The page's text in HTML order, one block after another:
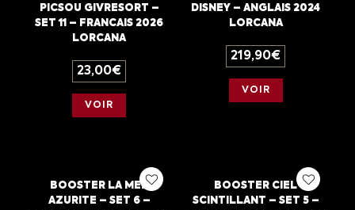
PICSOU GIVRESORT –
SET 11 – FRANCAIS 2026
LORCANA
23,00€
VOIR
DISNEY – ANGLAIS 2024
LORCANA
219,90€
VOIR
BOOSTER LA MER
AZURITE – SET 6 –
BOOSTER CIEL
SCINTILLANT – SET 5 –